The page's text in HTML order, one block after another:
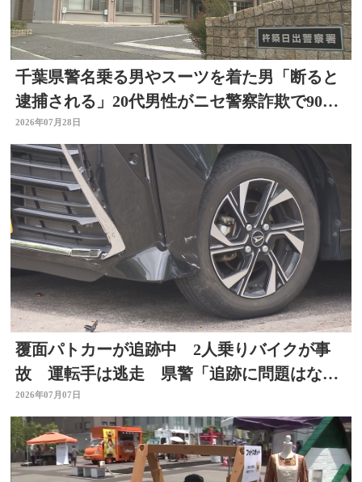
千葉県警名乗る男やスーツを着た男「断ると
逮捕される」20代男性がニセ警察詐欺で90万
円被害 大分
2026年07月28日
覆面パトカーが追跡中 2人乗りバイクが事
故 運転手は逃走 県警「追跡に問題はな
い」大分
2026年07月07日